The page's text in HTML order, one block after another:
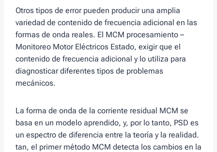
Otros tipos de error pueden producir una amplia
variedad de contenido de frecuencia adicional en las
formas de onda reales. El MCM procesamiento –
Monitoreo Motor Eléctricos Estado, exigir que el
contenido de frecuencia adicional y lo utiliza para
diagnosticar diferentes tipos de problemas
mecánicos.
La forma de onda de la corriente residual MCM se
basa en un modelo aprendido, y, por lo tanto, PSD es
un espectro de diferencia entre la teoría y la realidad.
tan, el primer método MCM detecta los cambios en la